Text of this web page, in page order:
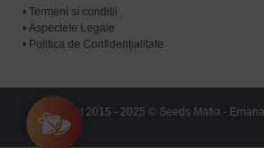
• Termeni si conditii
• Aspectele Legale
• Politica de Confidențialitate
Copyright 2015 - 2025 © Seeds Mafia -